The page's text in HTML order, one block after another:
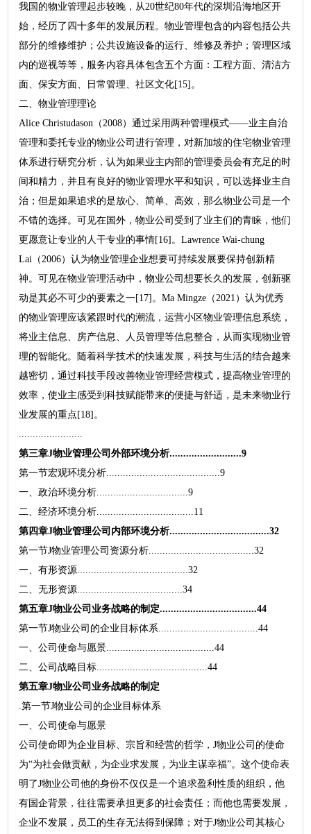
我国的物业管理起步较晚，从20世纪80年代的深圳沿海地区开
始，经历了四十多年的发展历程。物业管理包含的内容包括公共
部分的维修维护；公共设施设备的运行、维修及养护；管理区域
内的巡视等等，服务内容具体包含五个方面：工程方面、清洁方
面、保安方面、日常管理、社区文化[15]。
二、物业管理理论
Alice Christudason（2008）通过采用两种管理模式——业主自治
管理和委托专业的物业公司进行管理，对新加坡的住宅物业管理
体系进行研究分析，认为如果业主内部的管理委员会有充足的时
间和精力，并且有良好的物业管理水平和知识，可以选择业主自
治；但是如果追求的是放心、简单、高效，那么物业公司是一个
不错的选择。可见在国外，物业公司受到了业主们的青睐，他们
更愿意让专业的人干专业的事情[16]。Lawrence Wai-chung
Lai（2006）认为物业管理企业想要可持续发展要保持创新精
神。可见在物业管理活动中，物业公司想要长久的发展，创新驱
动是其必不可少的要素之一[17]。Ma Mingze（2021）认为优秀
的物业管理应该紧跟时代的潮流，运营小区物业管理信息系统，
将业主信息、房产信息、人员管理等信息整合，从而实现物业管
理的智能化。随着科学技术的快速发展，科技与生活的结合越来
越密切，通过科技手段改善物业管理经营模式，提高物业管理的
效率，使业主感受到科技赋能带来的便捷与舒适，是未来物业行
业发展的重点[18]。
第三章J物业管理公司外部环境分析..........................9
第一节宏观环境分析.........................................9
一、政治环境分析.................................9
二、经济环境分析...................................11
第四章J物业管理公司内部环境分析....................................32
第一节J物业管理公司资源分析......................................32
一、有形资源........................................32
二、无形资源......................................34
第五章J物业公司业务战略的制定...................................44
第一节J物业公司的企业目标体系....................................44
一、公司使命与愿景.......................................44
二、公司战略目标........................................44
第五章J物业公司业务战略的制定
.第一节J物业公司的企业目标体系
一、公司使命与愿景
公司使命即为企业目标、宗旨和经营的哲学，J物业公司的使命
为“为社会做贡献，为企业求发展，为业主谋幸福”。这个使命表
明了J物业公司他的身份不仅仅是一个追求盈利性质的组织，他
有国企背景，往往需要承担更多的社会责任；而他也需要发展，
企业不发展，员工的生存无法得到保障；对于J物业公司其核心